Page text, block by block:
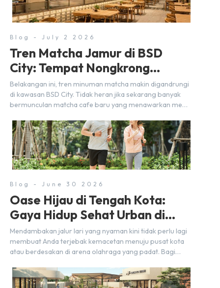
Blog - July 2 2026
Tren Matcha Jamur di BSD
City: Tempat Nongkrong
Estetik Dekat Hunian
Belakangan ini, tren minuman matcha makin digandrungi
di kawasan BSD City. Tidak heran jika sekarang banyak
bermunculan matcha cafe baru yang menawarkan menu
nyaman, baik untuk produktif bekerja (WFC) maupun
sekadar bersantai bersama orang terdekat. Kabar
baiknya, deretan kafe hits ini tersebar di lokasi-lokasi
strategis yang sangat […]
Blog - June 30 2026
Oase Hijau di Tengah Kota:
Gaya Hidup Sehat Urban di
BSD City
Mendambakan jalur lari yang nyaman kini tidak perlu lagi
membuat Anda terjebak kemacetan menuju pusat kota
atau berdesakan di arena olahraga yang padat. Bagi
langsung di lingkungan sekitar yang rindang, estetik, dan
menenangkan. Sebagai kawasan township terpadu, BSD